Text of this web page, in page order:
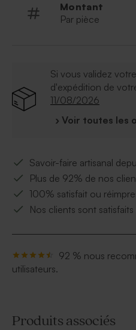
quelques douceurs pour
invités.
50 dragées lentilles
Dragées vendus
Ce contenant à
attache parisienne
Montant
Par pièce
Si vous validez
d'expédition de
11/08/2026
› Voir toutes les
Savoir-faire artisanal
Plus de 92% de nos
100% satisfait ou
Nos clients sont
92 % nous
utilisateurs.
Produits associés